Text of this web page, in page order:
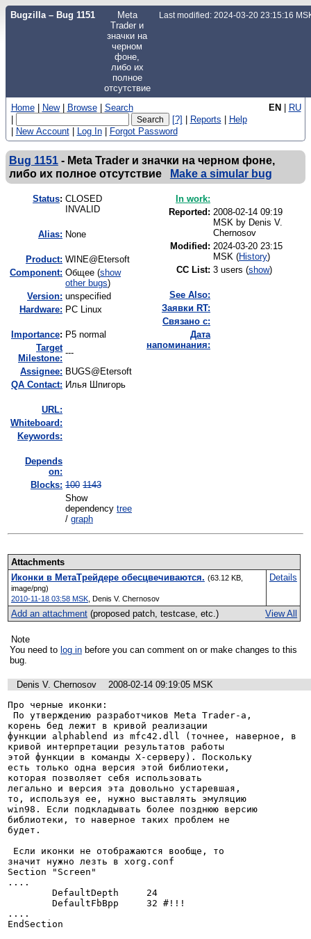
Bugzilla – Bug 1151
Meta
Trader и
значки на
черном
фоне,
либо их
полное
отсутствие
Last modified: 2024-03-20 23:15:16
EN | RU
Home | New | Browse | Search
|
[?] | Reports | Help
| New Account | Log In | Forgot Password
Bug 1151 - Meta Trader и значки на черном фоне,
либо их полное отсутствие
Make a simular bug
Status: CLOSED
INVALID
Alias: None
Product: WINE@Etersoft
Component: Общее (show
other bugs)
Version: unspecified
Hardware: PC Linux
mportance: P5 normal
Target
Milestone:
---
Assignee: BUGS@Etersoft
QA Contact: Илья Шпигорь
URL:
Whiteboard:
Keywords:
Depends
on:
Blocks: 100 1143
Show
dependency tree
/ graph
In work:
Reported: 2008-02-14 09:19
MSK by Denis V.
Chernosov
Modified: 2024-03-20 23:15
MSK (History)
CC List: 3 users (show)
See Also:
Заявки RT:
Связано с:
Дата
напоминания:
Attachments
Иконки в МетаТрейдере обесцвечиваются. (63.12 KB,
image/png)
2010-11-18 03:58 MSK, Denis V. Chernosov
Details
View All
Add an attachment(proposed patch, testcase, etc.)
Note
You need to log in
bug.
Denis V. Chernosov
2008-02-14 09:19:05 MSK
Про черные иконки:
корень бед лежит в кривой реализации
функции alphablend из mfc42.dll (точнее, наверное, в
кривой интерпретации результатов работы
этой функции в команды X-серверу). Поскольку
есть только одна версия этой библиотеки,
которая позволяет себя использовать
легально и версия эта довольно устаревшая,
то, используя ее, нужно выставлять эмуляцию
win98. Если подкладывать более позднюю версию
библиотеки, то наверное таких проблем не
будет.
значит нужно лезть в xorg.conf
Section "Screen"
....
....
EndSection